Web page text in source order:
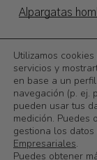
Alpargatas
Otoño/invierno
©2026 Calzadoslobo
Utilizamos
servicios y
en base a un
navegación (p. ej.
pueden usar tus
medición. Puedes
gestiona los datos
Empresariales.
Puedes obtener